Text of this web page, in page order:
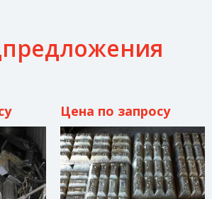
Цена по запросу